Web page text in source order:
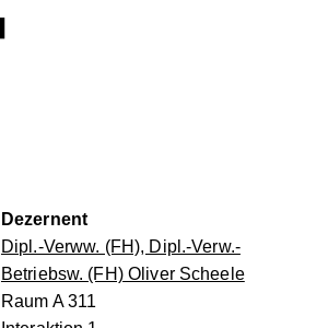
Dezernent
Dipl.-Verww. (FH), Dipl.-Verw.-
Betriebsw. (FH) Oliver Scheele
Raum A 311